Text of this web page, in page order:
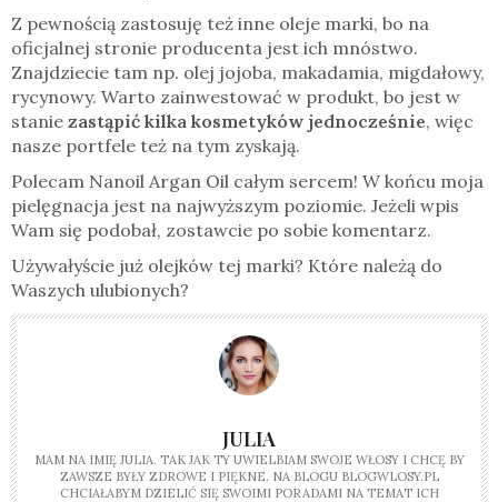
Z pewnością zastosuję też inne oleje marki, bo na
oficjalnej stronie producenta jest ich mnóstwo.
Znajdziecie tam np. olej jojoba, makadamia, migdałowy,
rycynowy. Warto zainwestować w produkt, bo jest w
stanie zastąpić kilka kosmetyków jednocześnie, więc
nasze portfele też na tym zyskają.
Polecam Nanoil Argan Oil całym sercem! W końcu moja
pielęgnacja jest na najwyższym poziomie. Jeżeli wpis
Wam się podobał, zostawcie po sobie komentarz.
Używałyście już olejków tej marki? Które należą do
Waszych ulubionych?
JULIA
MAM NA IMIĘ JULIA. TAK JAK TY UWIELBIAM SWOJE WŁOSY I CHCĘ BY
ZAWSZE BYŁY ZDROWE I PIĘKNE. NA BLOGU BLOGWLOSY.PL
CHCIAŁABYM DZIELIĆ SIĘ SWOIMI PORADAMI NA TEMAT ICH